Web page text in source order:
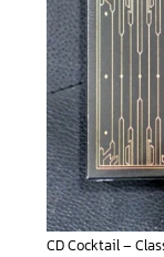
CD Cocktail –